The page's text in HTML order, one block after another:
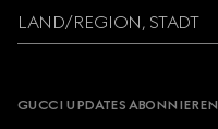
LAND/REGION, STADT
GUCCI UPDATES ABONNIEREN